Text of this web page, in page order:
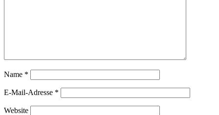
Name *
E-Mail-Adresse *
Website